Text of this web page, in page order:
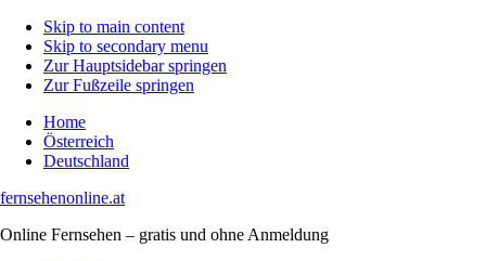
Skip to main content
Skip to secondary menu
Zur Hauptsidebar springen
Zur Fußzeile springen
Home
Österreich
Deutschland
fernsehenonline.at
Online Fernsehen – gratis und ohne Anmeldung